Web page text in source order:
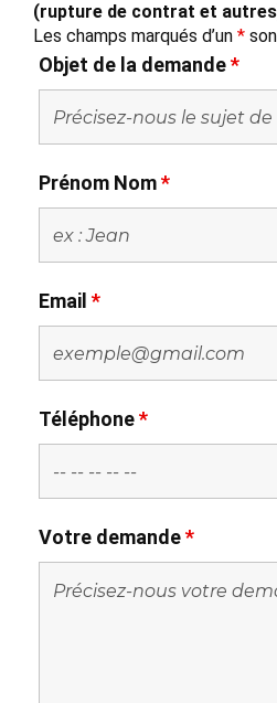
(rupture de contrat et
Les champs marqués d’un *
Objet de la demande*
Prénom Nom*
Email *
Téléphone*
Votre demande*